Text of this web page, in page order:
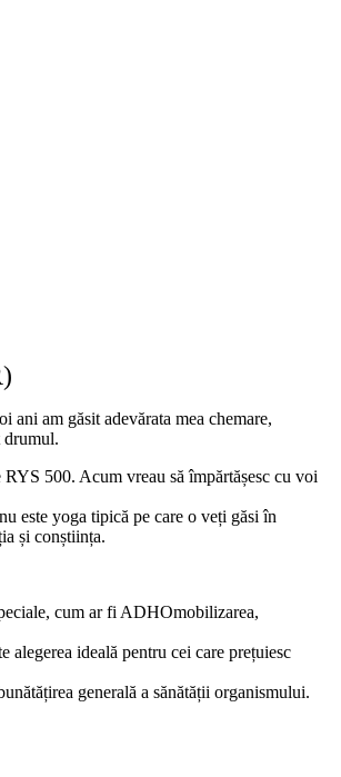
ani am găsit adevărata mea chemare,
drumul.
500. Acum vreau să împărtășesc cu voi
este yoga tipică pe care o veți găsi în
și conștiința.
cum ar fi ADHOmobilizarea,
ideală pentru cei care prețuiesc
generală a sănătății organismului.